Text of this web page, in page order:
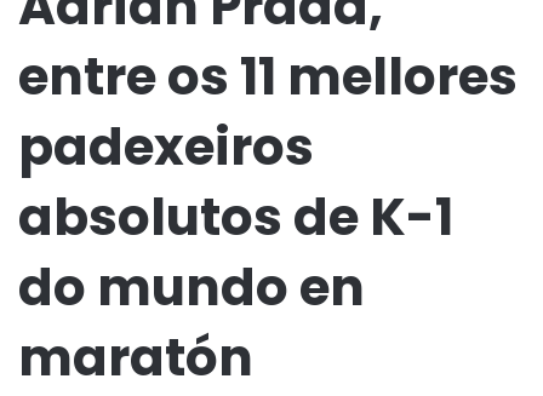
entre os 11 mellores
padexeiros
absolutos de K-1
do mundo en
maratón